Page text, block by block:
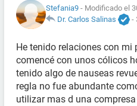
Stefania9 - Modificado el
Dr. Carlos Salinas
-
He tenido relaciones con
comencé con unos cólicos
tenido algo de nauseas
regla no fue abundante
utilizar mas d una